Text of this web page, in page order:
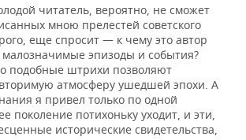
читатель, вероятно, не сможет
мною прелестей советского
еще спросит — к чему это автор
малозначимые эпизоды и события?
подобные штрихи позволяют
атмосферу ушедшей эпохи. А
я привел только по одной
поколение потихоньку уходит, и эти,
исторические свидетельства,